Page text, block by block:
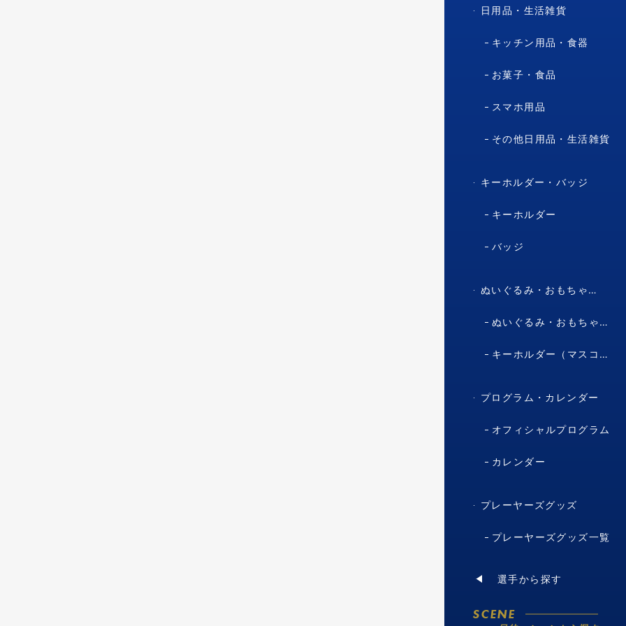
日用品・生活雑貨
キッチン用品・食器
お菓子・食品
スマホ用品
その他日用品・生活雑貨
キーホルダー・バッジ
キーホルダー
バッジ
ぬいぐるみ・おもちゃ・マスコット・キャラクター
ぬいぐるみ・おもちゃ（マスコット・キャラクター）
キーホルダー（マスコット・キャラクター）
プログラム・カレンダー
オフィシャルプログラム
カレンダー
プレーヤーズグッズ
プレーヤーズグッズ一覧
選手から探す
SCENE